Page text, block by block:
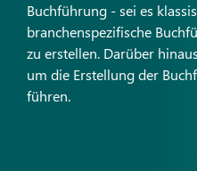
Buchführung - sei es
branchenspezifische
zu erstellen. Darüber
um die Erstellung der
führen.